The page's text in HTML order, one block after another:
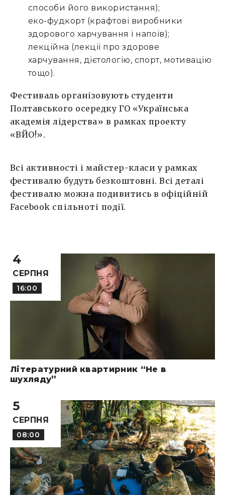
способи його використання);
еко-фудкорт (крафтові виробники
здорового харчування і напоїв);
лекційна (лекції про здорове
харчування, дієтологію, спорт, мотивацію
тощо).
Фестиваль організовують студенти
Полтавського осередку ГО «Українська
академія лідерства» в рамках проекту
«ВЙО!».
Всі активності і майстер-класи у рамках
фестивалю будуть безкоштовні. Всі деталі
фестивалю можна подивитись в офіційній
Facebook спільноті події.
4
СЕРПНЯ
16:00
Літературний квартирник “Не в
шухляду”
5
СЕРПНЯ
08:00